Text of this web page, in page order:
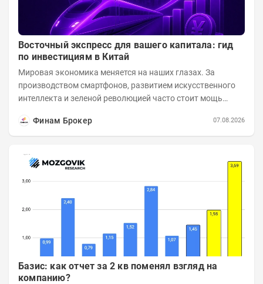
Восточный экспресс для вашего капитала: гид
по инвестициям в Китай
Мировая экономика меняется на наших глазах. За
производством смартфонов, развитием искусственного
интеллекта и зеленой революцией часто стоит мощь
Финам Брокер
07.08.2026
Базис: как отчет за 2 кв поменял взгляд на
компанию?